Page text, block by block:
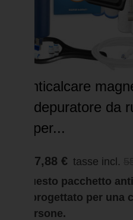
Anticalcare
+ depuratore da
– per...
527,88 € tasse incl.
Questo pacchetto
è progettato per una
persone.